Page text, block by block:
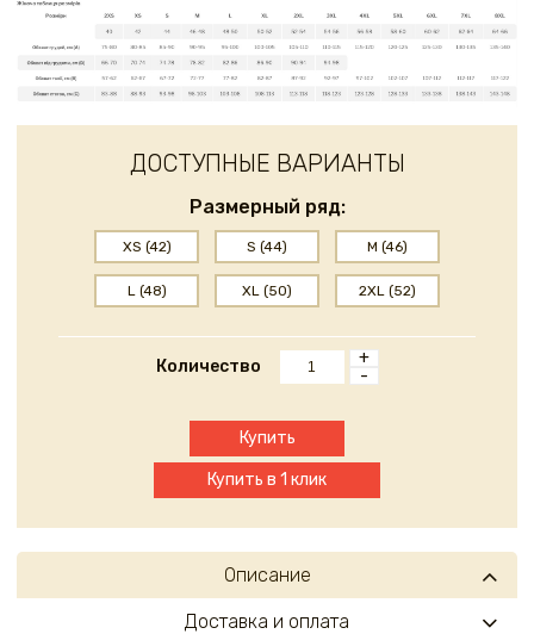
ДОСТУПНЫЕ ВАРИАНТЫ
Размерный ряд:
XS (42) S (44) M (46)
L (48) XL (50) 2XL (52)
Количество
+
-
Купить
Купить в 1 клик
Описание
Доставка и оплата